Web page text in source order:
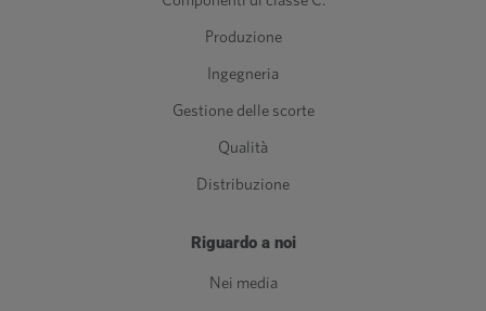
Produzione
Ingegneria
Gestione delle scorte
Qualità
Distribuzione
Riguardo a noi
Nei media